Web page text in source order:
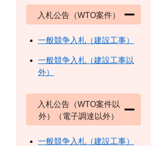
入札公告（WTO案件）
一般競争入札（建設工事）
一般競争入札（建設工事以
外）
入札公告（WTO案件以
外）（電子調達以外）
一般競争入札（建設工事）